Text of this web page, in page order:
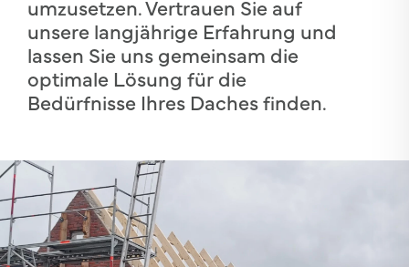
umzusetzen. Vertrauen Sie auf
unsere langjährige Erfahrung und
lassen Sie uns gemeinsam die
optimale Lösung für die
Bedürfnisse Ihres Daches finden.